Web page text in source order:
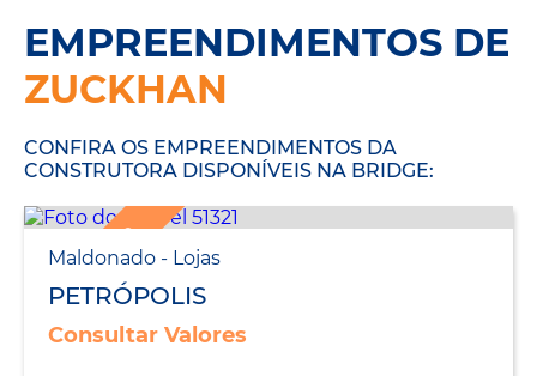
EMPREENDIMENTOS DE
ZUCKHAN
CONFIRA OS EMPREENDIMENTOS DA
CONSTRUTORA DISPONÍVEIS NA BRIDGE:
LANÇAMENTO
Maldonado - Lojas
PETRÓPOLIS
Consultar Valores